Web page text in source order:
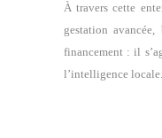
À travers cette
gestation
financement : il
l’intelligence locale.